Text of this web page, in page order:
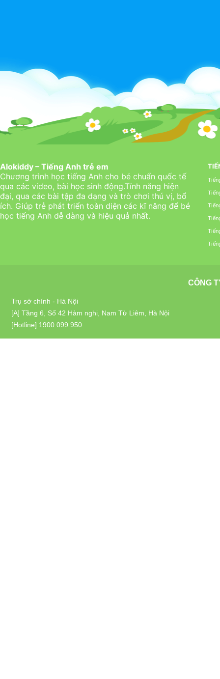
Alokiddy – Tiếng Anh trẻ em
Chương trình học tiếng Anh cho bé chuẩn quốc tế
qua các video, bài học sinh động.Tính năng hiện
đại, qua các bài tập đa dạng và trò chơi thú vị, bổ
ích. Giúp trẻ phát triển toàn diện các kĩ năng để bé
học tiếng Anh dễ dàng và hiệu quả nhất.
CÔNG
Trụ sở chính - Hà Nội
[A] Tầng 6, Số 42 Hàm nghi, Nam Từ Liêm, Hà Nội
[Hotline] 1900.099.950